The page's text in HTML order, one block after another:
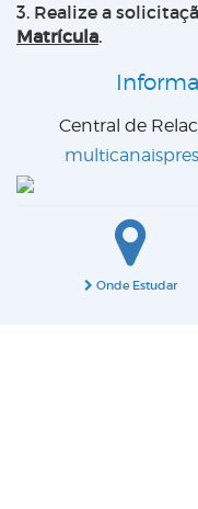
3. Realize a
Matrícula.
Central de
Onde Estudar